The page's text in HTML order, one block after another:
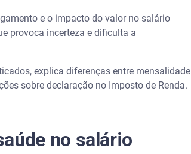
e o impacto do valor no salário
provoca incerteza e dificulta a
explica diferenças entre mensalidade
sobre declaração no Imposto de Renda.
no salário